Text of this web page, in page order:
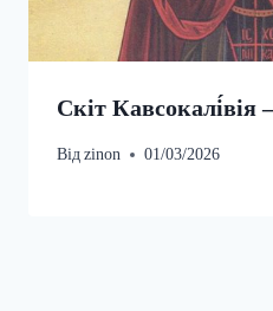
Скіт
Відzinon 01/03/2026